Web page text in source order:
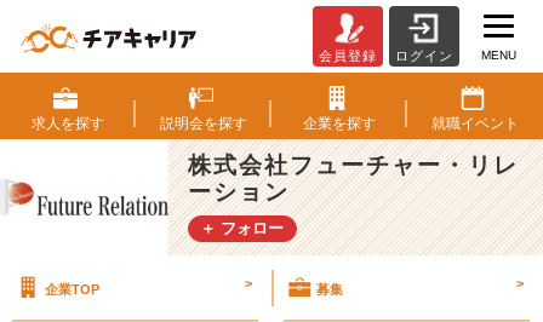
ー
ム
ワ
ー
ク
が
さ
会員登録 ログイン MENU
求人を探す 説明会を探す 企業を探す 就職イベント
株式会社フューチャー・リレ
ーション
＋ フォロー
企業TOP > 募集 >